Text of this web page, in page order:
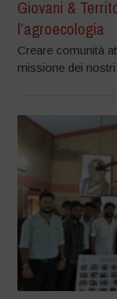
Giovani &
l’agroecologia
Creare comunità
missione dei